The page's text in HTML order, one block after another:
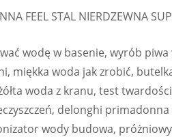
FEEL STAL NIERDZEWNA
wodę w basenie, wyrób
miękka woda jak zrobić,
woda z kranu, test
delonghi
wody budowa,